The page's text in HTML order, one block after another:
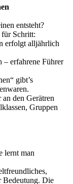
entsteht?
für Schritt:
erfolgt alljährlich
– erfahrene Führer
gibt’s
den Gerätren
Gruppen
lernt man
Bedeutung. Die